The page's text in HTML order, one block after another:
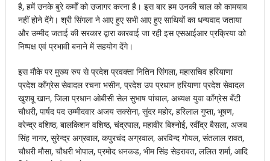
है, हमें उनके बुरे कर्मों को उजागर करना है। इस बार हम उनकी चाल को कामयाब
नहीं होने देंगे। श्री सिंगला ने आए हुए सभी आए हुए साथियों का धन्यवाद जताया
और उम्मीद जताई की सरकार द्वारा कारवाई जा रही इस एसआईआर प्रक्रिया को
निष्पक्ष एवं प्रभावी बनाने में सहयोग देंगे।
इस मौके पर मुख्य रुप से प्रदेश प्रवक्ता नितिन सिंगला, महासचिव हरियाणा
प्रदेश काँग्रेस सेवादल रचना भसीन, प्रदेश उप प्रधान हरियाणा प्रदेश सेवादल
खुशबू खान, जिला प्रधान ओबीसी सेल सुभाष पांचाल, अध्यक्ष युवा काँग्रेस बँटी
चौधरी, पार्षद पद उम्मीदवार अजय सक्सेना, सुंदर महोर, हरिलाल गुप्ता, भूषण,
वरेन्द्र वशिष्ठ, बालकिशन वशिष्ठ, चंद्रपाल, महावीर बिश्नोई, रवींद्र बैसला, अजब
सिंह नागर, सुरेन्द्र अग्रवाल, कपुरचंद अग्रवाल, अरविन्द गोयल, संतलाल रावत,
चौधरी मौसा, चौधरी भोपाल, प्रमोद धनकड, भीम सिंह सेहरावत, ललित शर्मा, आदि